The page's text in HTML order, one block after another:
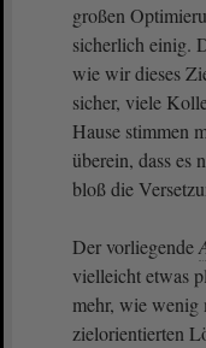
großen
sicherlich einig.
wie wir dieses
sicher, viele
Hause stimmen
überein, dass es
bloß die
Der vorliegende
vielleicht etwas
mehr, wie wenig
zielorientierten